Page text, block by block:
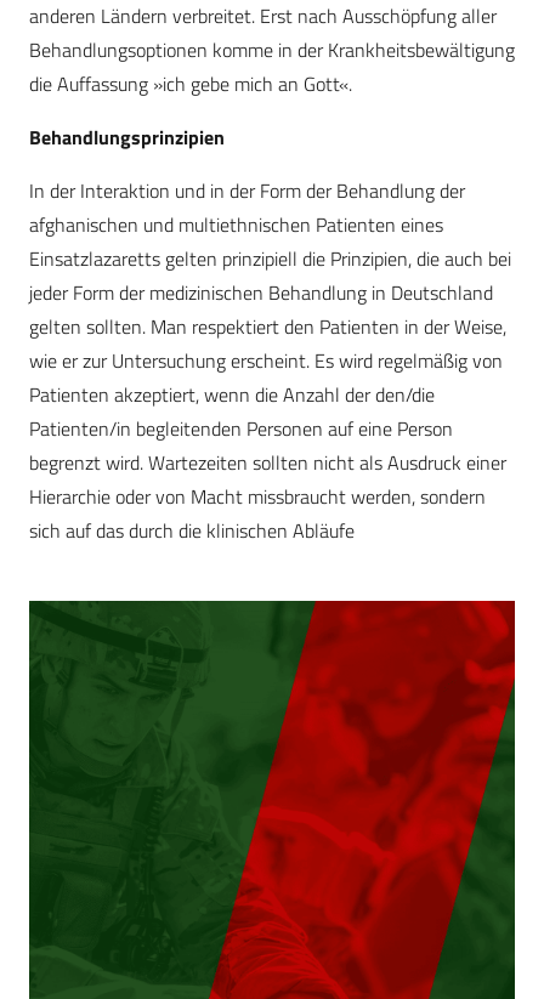
anderen Ländern verbreitet. Erst nach Ausschöpfung aller
Behandlungsoptionen komme in der Krankheitsbewältigung
die Auffassung »ich gebe mich an Gott«.
Behandlungsprinzipien
In der Interaktion und in der Form der Behandlung der
afghanischen und multiethnischen Patienten eines
Einsatzlazaretts gelten prinzipiell die Prinzipien, die auch bei
jeder Form der medizinischen Behandlung in Deutschland
gelten sollten. Man respektiert den Patienten in der Weise,
wie er zur Untersuchung erscheint. Es wird regelmäßig von
Patienten akzeptiert, wenn die Anzahl der den/die
Patienten/in begleitenden Personen auf eine Person
begrenzt wird. Wartezeiten sollten nicht als Ausdruck einer
Hierarchie oder von Macht missbraucht werden, sondern
sich auf das durch die klinischen Abläufe